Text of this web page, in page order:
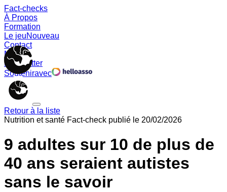
Fact-checks
À Propos
Formation
Le jeuNouveau
Contact
Memes
Newsletter
Souteniravec
Retour à la liste
Nutrition et santé Fact-check publié le 20/02/2026
9 adultes sur 10 de plus de
40 ans seraient autistes
sans le savoir